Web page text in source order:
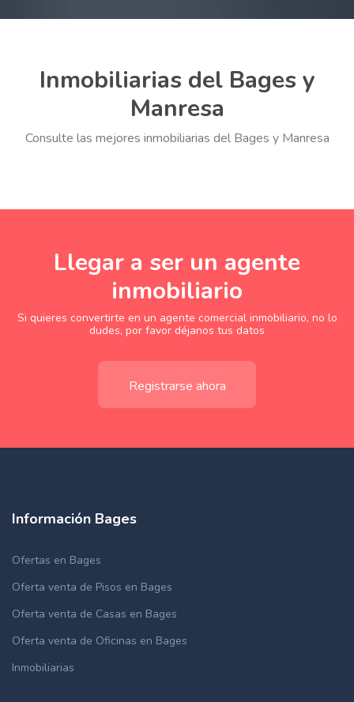
Inmobiliarias del Bages y
Manresa
Consulte las mejores inmobiliarias del Bages y Manresa
Llegar a ser un agente
inmobiliario
Si quieres convertirte en un agente comercial inmobiliario, no lo
dudes, por favor déjanos tus datos
Registrarse ahora
Información Bages
Ofertas en Bages
Oferta venta de Pisos en Bages
Oferta venta de Casas en Bages
Oferta venta de Oficinas en Bages
Inmobiliarias